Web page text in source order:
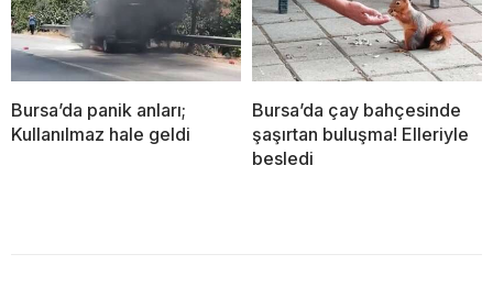
Bursa’da panik anları;
Kullanılmaz hale geldi
Bursa’da çay bahçesinde
şaşırtan buluşma! Elleriyle
besledi